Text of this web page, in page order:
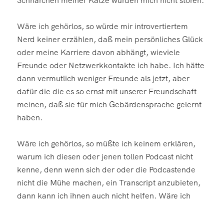
Wäre ich gehörlos, so würde mir introvertiertem
Nerd keiner erzählen, daß mein persönliches Glück
oder meine Karriere davon abhängt, wieviele
Freunde oder Netzwerkkontakte ich habe. Ich hätte
dann vermutlich weniger Freunde als jetzt, aber
dafür die die es so ernst mit unserer Freundschaft
meinen, daß sie für mich Gebärdensprache gelernt
haben.
Wäre ich gehörlos, so müßte ich keinem erklären,
warum ich diesen oder jenen tollen Podcast nicht
kenne, denn wenn sich der oder die Podcastende
nicht die Mühe machen, ein Transcript anzubieten,
dann kann ich ihnen auch nicht helfen. Wäre ich